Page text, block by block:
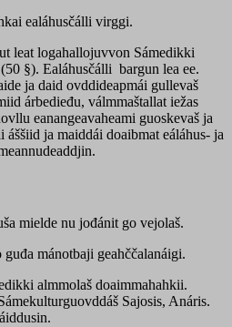
ealáhusčálli virggi.
leat logahallojuvvon Sámedikki
§). Ealáhusčálli bargun lea ee.
ja daid ovddideapmái gullevaš
árbedieđu, válmmaštallat iežas
eanangeavaheami guoskevaš ja
ja maiddái doaibmat eáláhus- ja
mielde nu jođánit go vejolaš.
mánotbaji geahččalanáigi.
almmolaš doaimmahahkii.
Sajosis, Anáris.